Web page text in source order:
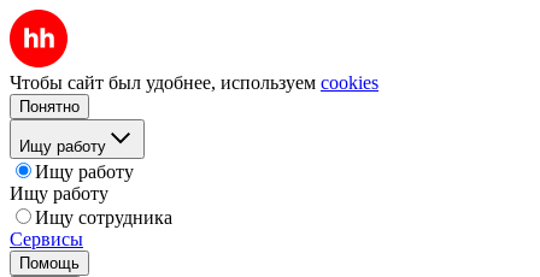
Чтобы сайт был удобнее, используем cookies
Понятно
Ищу работу
Ищу работу
Ищу работу
Ищу сотрудника
Сервисы
Помощь